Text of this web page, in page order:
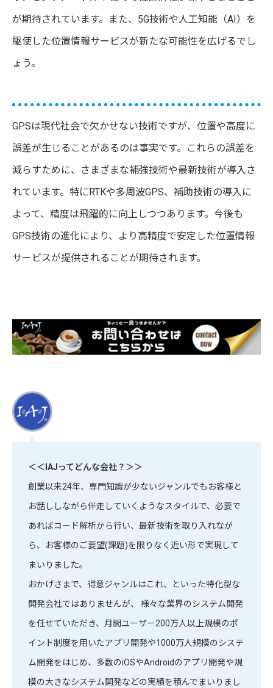
が期待されています。また、5G技術や人工知能（AI）を
駆使した位置情報サービスが新たな可能性を広げるでし
ょう。
GPSは現代社会で欠かせない技術ですが、位置や高度に
誤差が生じることがあるのは事実です。これらの誤差を
減らすために、さまざまな補強技術や最新技術が導入さ
れています。特にRTKや多周波GPS、補助技術の導入に
よって、精度は飛躍的に向上しつつあります。今後も
GPS技術の進化により、より高精度で安定した位置情報
サービスが提供されることが期待されます。
＜＜IAJってどんな会社？＞＞
創業以来24年、専門知識が少ないジャンルでもお客様と
お話ししながら伴走していくようなスタイルで、必要で
あればコード解析から行い、最新技術を取り入れなが
ら、お客様のご要望(課題)を限りなく近い形で実現して
まいりました。
おかげさまで、得意ジャンルはこれ、といった特化型な
開発会社ではありませんが、 様々な業界のシステム開発
を任せていただき、月間ユーザー200万人以上規模のポ
イント制度を用いたアプリ開発や1000万人規模のシステ
ム開発をはじめ、多数のiOSやAndroidのアプリ開発や規
模の大きなシステム開発などの実績を積んでまいりまし